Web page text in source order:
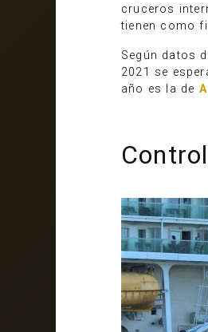
cruceros
tienen como
Según datos
2021 se
año es la de